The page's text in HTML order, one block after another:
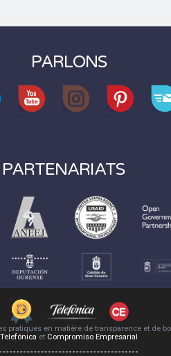
PARLONS
PARTENARIATS
pratiques en matière de transparence et de
Telefónica et Compromiso Empresarial